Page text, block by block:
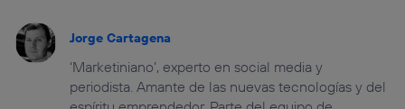
Jorge Cartagena
‘Marketiniano’, experto en social media y
periodista. Amante de las nuevas tecnologías y del